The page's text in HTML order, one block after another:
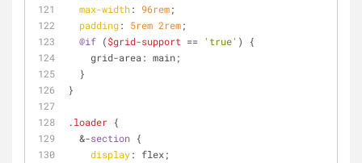
max-width: 96rem;
padding: 5rem 2rem;
@if ($grid-support == 'true' ) {
    grid-area: main;
  }
}
.loader {
  &-
section {
display: flex;